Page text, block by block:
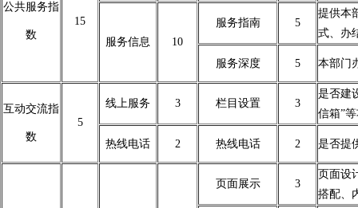
公共服务指
数
15
服务信息 10
服务指南 5
提供本
式、办
服务深度 5 本部门
互动交流指
数
5
线上服务 3 栏目设置 3
是否建
信箱”
热线电话 2 热线电话 2 是否提
页面展示 3
页面设
搭配、